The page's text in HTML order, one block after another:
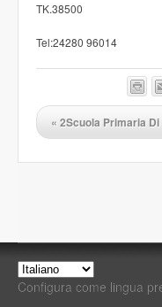
TK.38500
Tel:24280 96014
« 2Scuola Primaria
Configura come lingua